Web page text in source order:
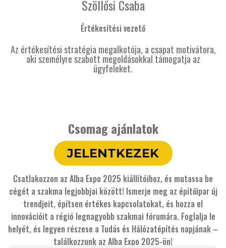
Szöllősi Csaba
Értékesítési vezető
Az értékesítési stratégia megalkotója, a csapat motivátora,
aki személyre szabott megoldásokkal támogatja az
ügyfeleket.
Csomag ajánlatok
Csatlakozzon az Alba Expo 2025 kiállítóihoz, és mutassa be
cégét a szakma legjobbjai között! Ismerje meg az építőipar új
trendjeit, építsen értékes kapcsolatokat, és hozza el
innovációit a régió legnagyobb szakmai fórumára. Foglalja le
helyét, és legyen részese a Tudás és Hálózatépítés napjának –
találkozzunk az Alba Expo 2025-ön!
JELENTKEZEK